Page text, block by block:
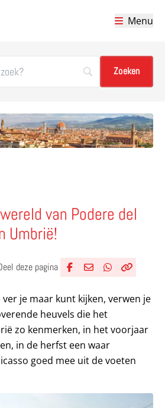
Menu
van Podere del
Umbrië!
deze pagina
je maar kunt kijken, verwen je
heuvels die het
zo kenmerken, in het voorjaar
in de herfst een waar
goed mee uit de voeten